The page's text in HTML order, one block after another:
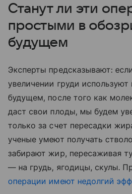
Станут ли эти
простыми в
будущем
Эксперты предсказывают:
увеличении груди
будущем, после того как
даст свои плоды, мы будем
только за счет пересадки
ученые умеют получать
забирают жир, пересаживая
— на грудь, ягодицы, скулы.
операции имеют недолгий